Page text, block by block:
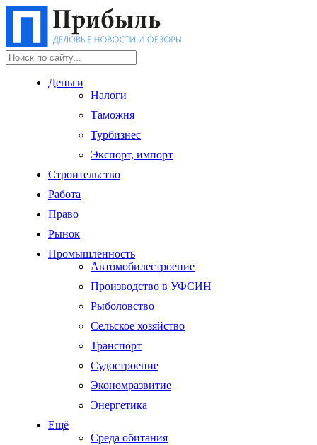
Деньги
Налоги
Таможня
Турбизнес
Экспорт, импорт
Строительство
Работа
Право
Рынок
Промышленность
Автомобилестроение
Производство в УФСИН
Рыболовство
Сельское хозяйство
Транспорт
Судостроение
Экономразвитие
Энергетика
Ещё
Среда обитания